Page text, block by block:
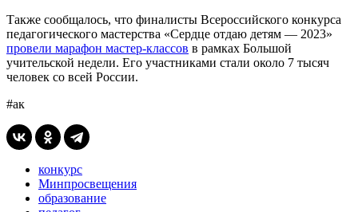
Также сообщалось, что финалисты Всероссийского конкурса
педагогического мастерства «Сердце отдаю детям — 2023»
провели марафон мастер-классов в рамках Большой
учительской недели. Его участниками стали около 7 тысяч
человек со всей России.
#ак
конкурс
Минпросвещения
образование